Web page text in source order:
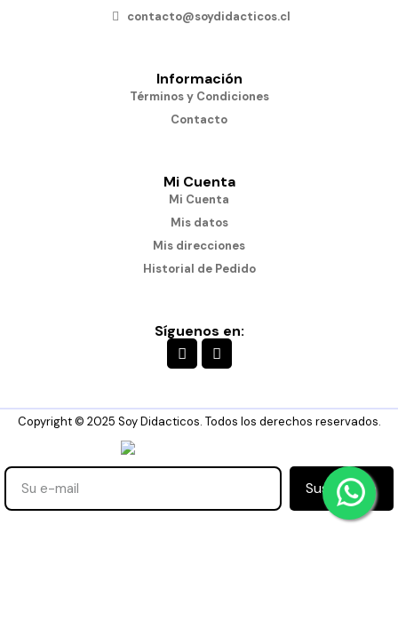
contacto@soydidacticos.cl
Información
Términos y Condiciones
Contacto
Mi Cuenta
Mi Cuenta
Mis datos
Mis direcciones
Historial de Pedido
Síguenos en:
Copyright © 2025 Soy Didacticos. Todos los derechos reservados.
Suscribirse